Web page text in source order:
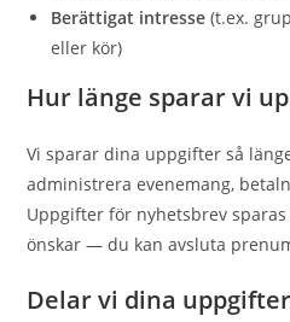
Berättigat intresse (t.ex.
eller kör)
Hur länge sparar vi
Vi sparar dina uppgifter så
administrera evenemang,
Uppgifter för nyhetsbrev
önskar — du kan avsluta
Delar vi dina